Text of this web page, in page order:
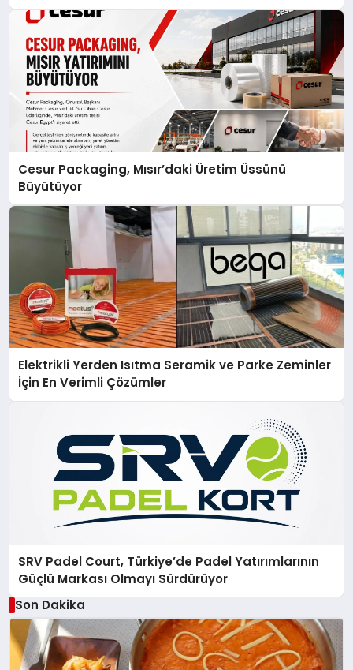
Cesur Packaging, Mısır’daki Üretim Üssünü
Büyütüyor
Elektrikli Yerden Isıtma Seramik ve Parke Zeminler
İçin En Verimli Çözümler
SRV Padel Court, Türkiye’de Padel Yatırımlarının
Güçlü Markası Olmayı Sürdürüyor
Son Dakika